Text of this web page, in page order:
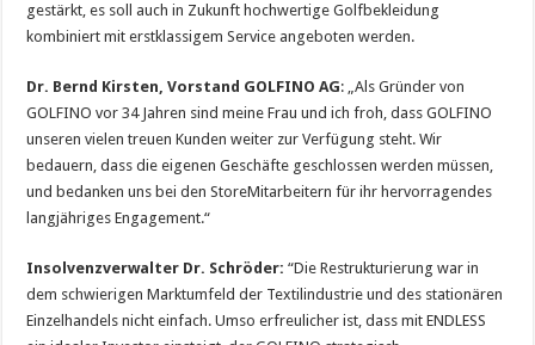
gestärkt, es soll auch in Zukunft hochwertige Golfbekleidung
kombiniert mit erstklassigem Service angeboten werden.
Dr. Bernd Kirsten, Vorstand GOLFINO AG: „Als Gründer von
GOLFINO vor 34 Jahren sind meine Frau und ich froh, dass GOLFINO
unseren vielen treuen Kunden weiter zur Verfügung steht. Wir
bedauern, dass die eigenen Geschäfte geschlossen werden müssen,
und bedanken uns bei den StoreMitarbeitern für ihr hervorragendes
langjähriges Engagement.“
Insolvenzverwalter Dr. Schröder: “Die Restrukturierung war in
dem schwierigen Marktumfeld der Textilindustrie und des stationären
Einzelhandels nicht einfach. Umso erfreulicher ist, dass mit ENDLESS